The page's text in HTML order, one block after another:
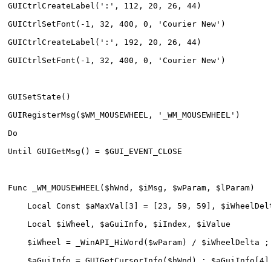
GUICtrlCreateLabel(':', 112, 20, 26, 44)
GUICtrlSetFont(-1, 32, 400, 0, 'Courier New')
GUICtrlCreateLabel(':', 192, 20, 26, 44)
GUICtrlSetFont(-1, 32, 400, 0, 'Courier New')
GUISetState()
GUIRegisterMsg($WM_MOUSEWHEEL, '_WM_MOUSEWHEEL')
Do
Until GUIGetMsg() = $GUI_EVENT_CLOSE
Func _WM_MOUSEWHEEL($hWnd, $iMsg, $wParam, $lParam)
Local Const $aMaxVal[3] = [23, 59, 59],
Local $iWheel, $aGuiInfo, $iIndex, $iValue
$iWheel = _WinAPI_HiWord($wParam) / $iWheelDelta